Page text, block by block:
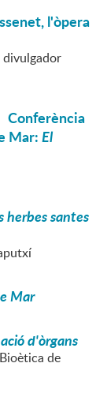
l'òpera
divulgador
Conferència
Mar:El
herbes santes
Mar
d'òrgans
de